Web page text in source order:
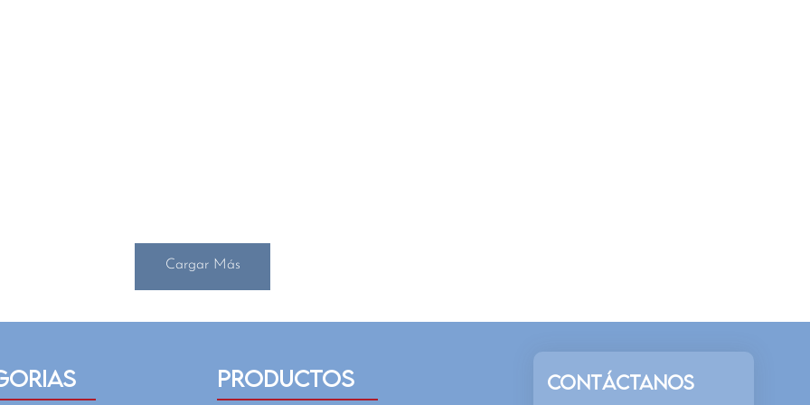
Cargar Más
PRODUCTOS CONTÁCTANOS